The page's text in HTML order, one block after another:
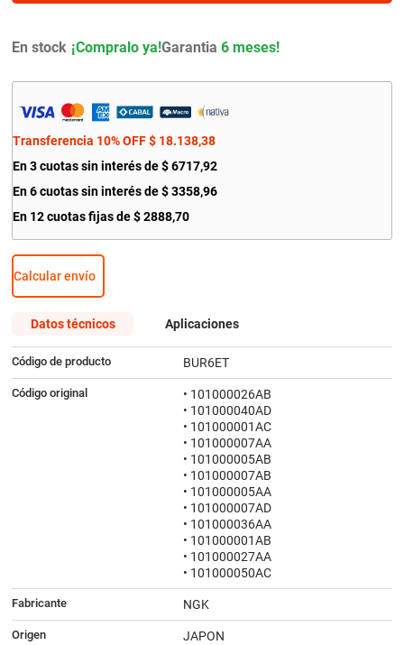
En stock Garantia 6 meses!
Transferencia 10% OFF $ 18.138,38
En 3 cuotas sin interés de $ 6717,92
En 6 cuotas sin interés de$ 3358,96
En 12 cuotas fijas de $ 2888,70
Calcular envío
Datos técnicos Aplicaciones
Código de producto BUR6ET
Código original
• 101000026AB
• 101000040AD
• 101000001AC
• 101000007AA
• 101000005AB
• 101000007AB
• 101000005AA
• 101000007AD
• 101000036AA
• 101000001AB
• 101000027AA
• 101000050AC
Fabricante NGK
Origen JAPON
9.
bmw
10
amortiguador